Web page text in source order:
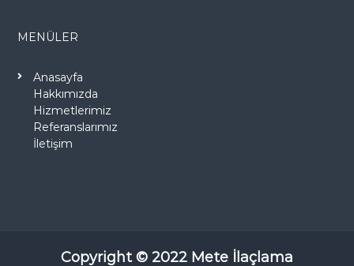
MENÜLER
Anasayfa
Hakkımızda
Hizmetlerimiz
Referanslarımız
İletişim
Copyright © 2022 Mete İlaçlama